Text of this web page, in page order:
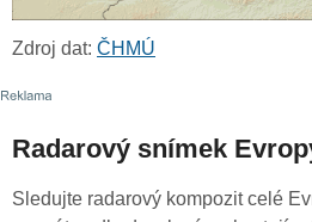
Zdroj dat: ČHMÚ
Radarový snímek
Sledujte radarový kompozit celé